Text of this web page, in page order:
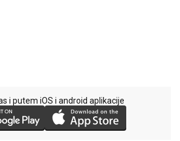
i putem iOS i android aplikacije